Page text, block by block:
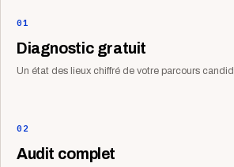
01
Diagnostic gratuit
Un état des lieux chiffré de votre parcours
02
Audit complet